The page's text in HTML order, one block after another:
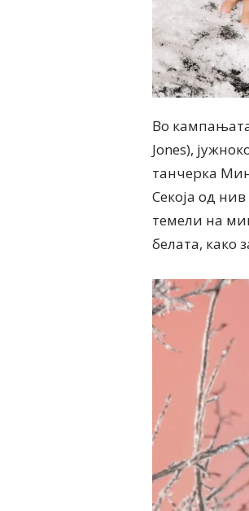
Во
Jones),
танчерка
Секоја од
темели на
белата, како